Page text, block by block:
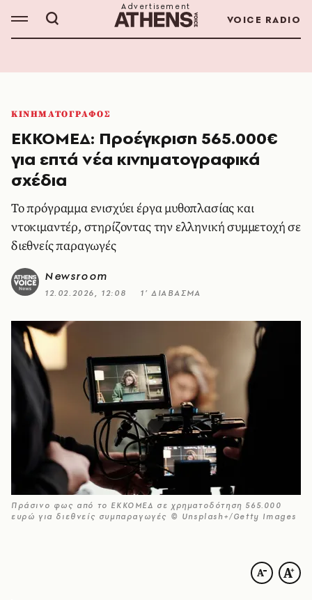
VOICE RADIO
ΚΙΝΗΜΑΤΟΓΡΑΦΟΣ
ΕΚΚΟΜΕΔ: Προέγκριση 565.000€
για επτά νέα κινηματογραφικά
σχέδια
Το πρόγραμμα ενισχύει έργα μυθοπλασίας και
ντοκιμαντέρ, στηρίζοντας την ελληνική συμμετοχή σε
διεθνείς παραγωγές
Newsroom
12.02.2026, 12:08 1’ ΔΙΑΒΑΣΜΑ
Πράσινο φως από το ΕΚΚΟΜΕΔ σε χρηματοδότηση 565.000
ευρώ για διεθνείς συμπαραγωγές © Unsplash+/Getty Images